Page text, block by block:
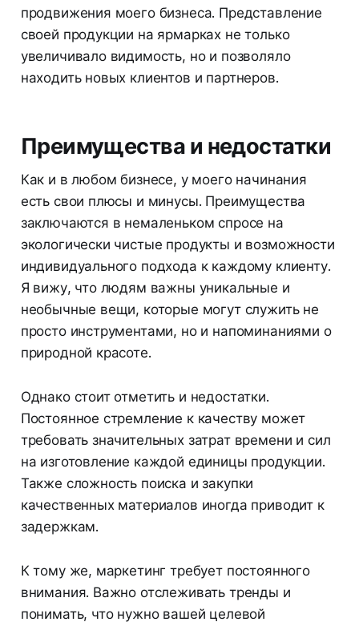
продвижения моего бизнеса. Представление
своей продукции на ярмарках не только
увеличивало видимость, но и позволяло
находить новых клиентов и партнеров.
Преимущества и недостатки
Как и в любом бизнесе, у моего начинания
есть свои плюсы и минусы. Преимущества
заключаются в немаленьком спросе на
экологически чистые продукты и возможности
индивидуального подхода к каждому клиенту.
Я вижу, что людям важны уникальные и
необычные вещи, которые могут служить не
просто инструментами, но и напоминаниями о
природной красоте.
Однако стоит отметить и недостатки.
Постоянное стремление к качеству может
требовать значительных затрат времени и сил
на изготовление каждой единицы продукции.
Также сложность поиска и закупки
качественных материалов иногда приводит к
задержкам.
К тому же, маркетинг требует постоянного
внимания. Важно отслеживать тренды и
понимать, что нужно вашей целевой